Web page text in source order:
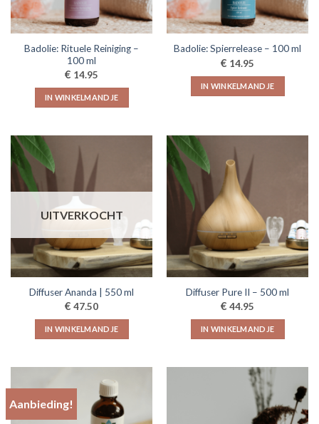
Badolie: Rituele Reiniging –
100 ml
€ 14.95
IN WINKELMANDJE
Badolie: Spierrelease – 100 ml
€ 14.95
IN WINKELMANDJE
UITVERKOCHT
Diffuser Ananda | 550 ml
€ 47.50
IN WINKELMANDJE
Diffuser Pure II – 500 ml
€ 44.95
IN WINKELMANDJE
Aanbieding!